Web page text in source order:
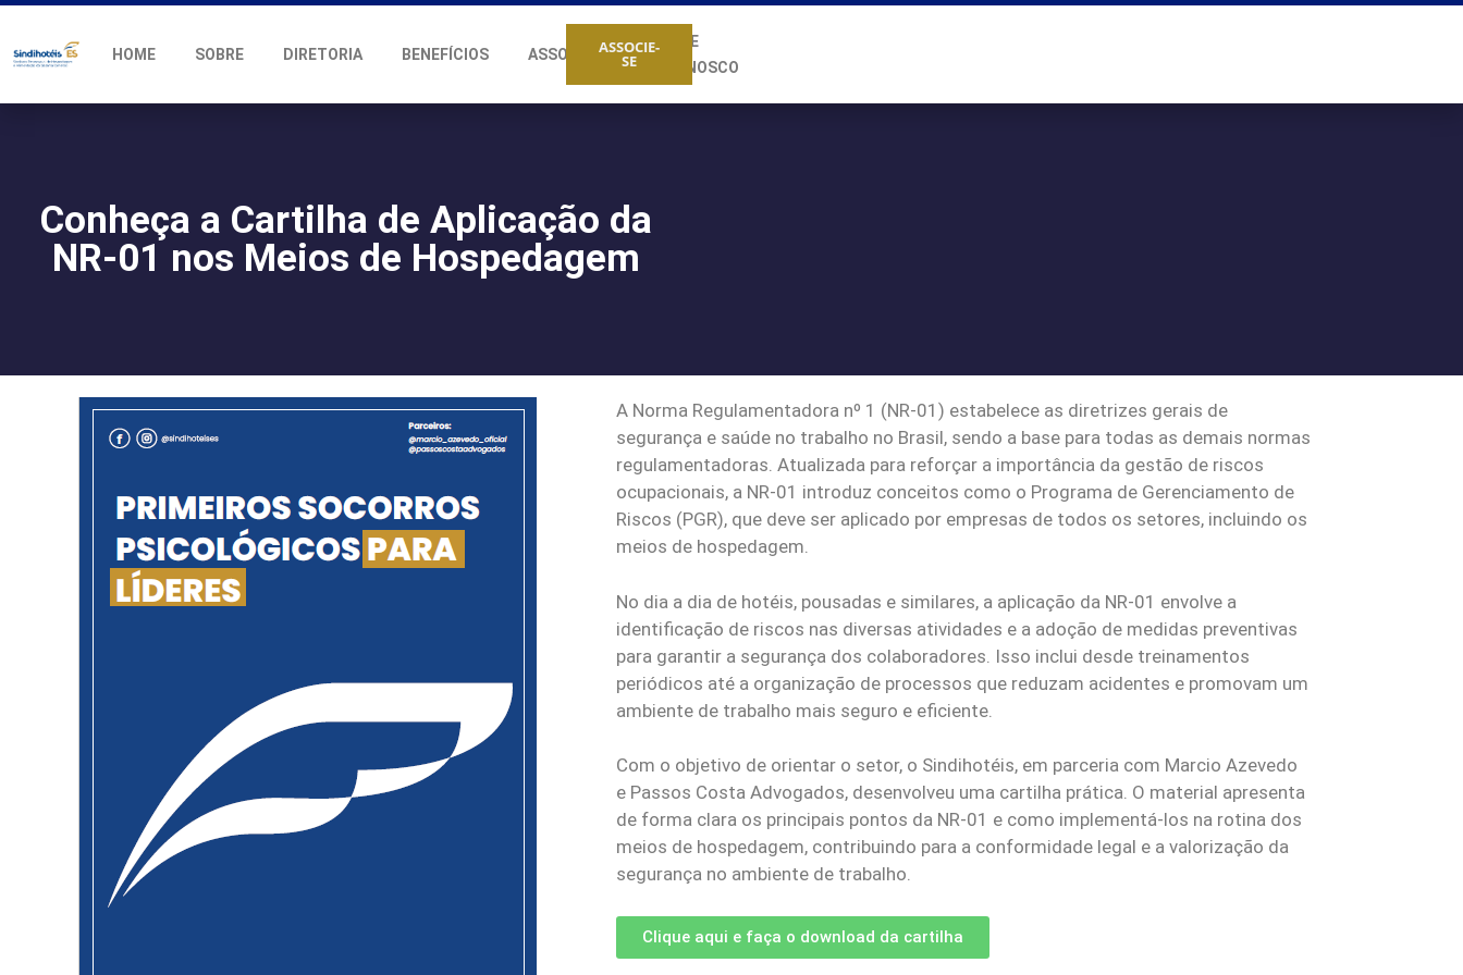
HOME SOBRE DIRETORIA BENEFÍCIOS ASSOCIADOS
FALE
CONOSCO
ASSOCIE-
SE
Conheça a Cartilha de Aplicação da
NR-01 nos Meios de Hospedagem
A Norma Regulamentadora nº 1 (NR-01) estabelece as diretrizes gerais de
segurança e saúde no trabalho no Brasil, sendo a base para todas as demais normas
regulamentadoras. Atualizada para reforçar a importância da gestão de riscos
ocupacionais, a NR-01 introduz conceitos como o Programa de Gerenciamento de
Riscos (PGR), que deve ser aplicado por empresas de todos os setores, incluindo os
meios de hospedagem.
No dia a dia de hotéis, pousadas e similares, a aplicação da NR-01 envolve a
identificação de riscos nas diversas atividades e a adoção de medidas preventivas
para garantir a segurança dos colaboradores. Isso inclui desde treinamentos
periódicos até a organização de processos que reduzam acidentes e promovam um
ambiente de trabalho mais seguro e eficiente.
Com o objetivo de orientar o setor, o Sindihotéis, em parceria com Marcio Azevedo
e Passos Costa Advogados, desenvolveu uma cartilha prática. O material apresenta
de forma clara os principais pontos da NR-01 e como implementá-los na rotina dos
meios de hospedagem, contribuindo para a conformidade legal e a valorização da
segurança no ambiente de trabalho.
Clique aqui e faça o download da cartilha